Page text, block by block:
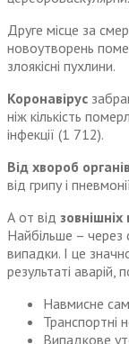
Друге місце за
новоутворень
злоякісні пухлини.
Коронавірус
ніж кількість
інфекції (1 712).
Від хвороб
від грипу і
А от від
Найбільше –
випадки. І це
результаті
Навмисне
Транспортні
Випадкове